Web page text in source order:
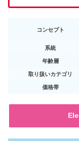
コンセプト
系統
年齢層
取り扱いカテゴリ
価格帯